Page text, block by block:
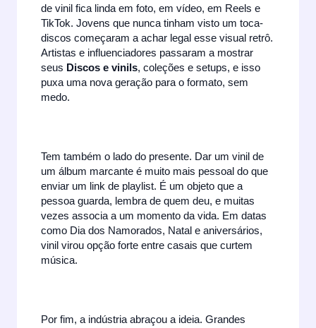
de vinil fica linda em foto, em vídeo, em Reels e
TikTok. Jovens que nunca tinham visto um toca-
discos começaram a achar legal esse visual retrô.
Artistas e influenciadores passaram a mostrar
seus Discos e vinils, coleções e setups, e isso
puxa uma nova geração para o formato, sem
medo.
Tem também o lado do presente. Dar um vinil de
um álbum marcante é muito mais pessoal do que
enviar um link de playlist. É um objeto que a
pessoa guarda, lembra de quem deu, e muitas
vezes associa a um momento da vida. Em datas
como Dia dos Namorados, Natal e aniversários,
vinil virou opção forte entre casais que curtem
música.
Por fim, a indústria abraçou a ideia. Grandes